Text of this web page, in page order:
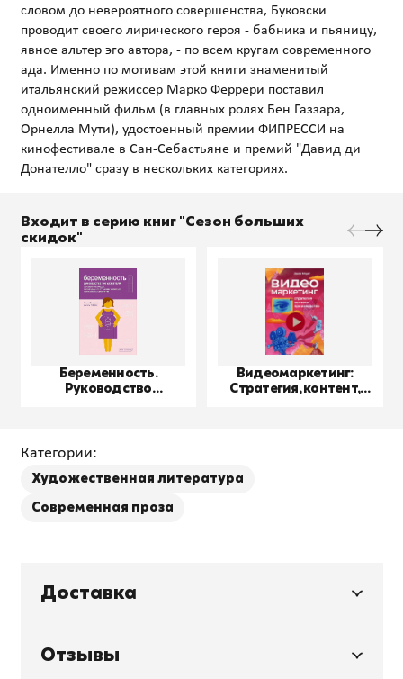
словом до невероятного совершенства, Буковски
проводит своего лирического героя - бабника и пьяницу,
явное альтер эго автора, - по всем кругам современного
ада. Именно по мотивам этой книги знаменитый
итальянский режиссер Марко Феррери поставил
одноименный фильм (в главных ролях Бен Газзара,
Орнелла Мути), удостоенный премии ФИПРЕССИ на
кинофестивале в Сан-Себастьяне и премий "Давид ди
Входит в серию книг "Сезон больших
скидок"
Беременность.
Руководство
Видеомаркетинг:
Стратегия, контент,
Категории:
Художественная литература
Современная проза
Доставка
Отзывы